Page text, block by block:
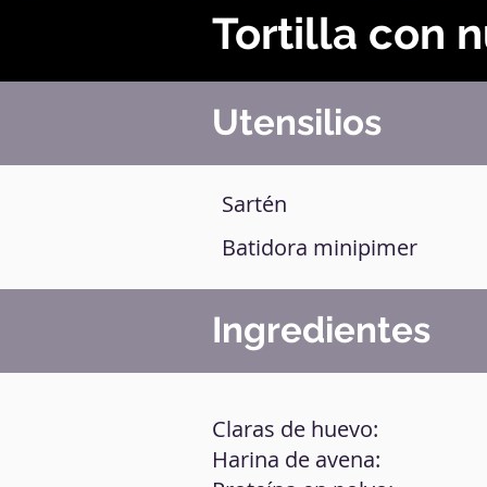
Tortilla con
Utensilios
Sartén
Batidora minipimer
Ingredientes
Claras de huevo:
Harina de avena: